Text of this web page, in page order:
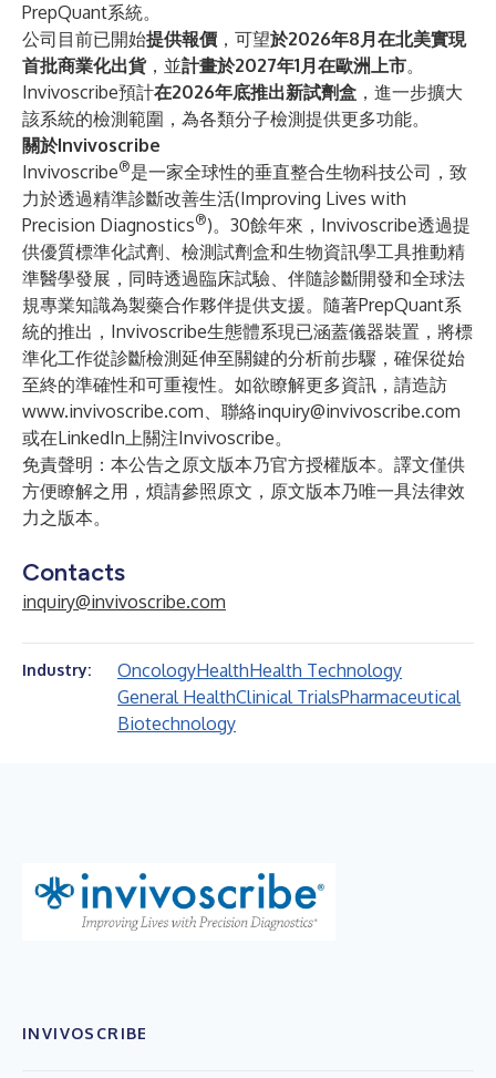
PrepQuant系統。
公司目前已開始提供報價 ，可望於2026年8月在北美實現
首批商業化出貨，並計畫於2027年1月在歐洲上市。
Invivoscribe預計在2026年底推出新試劑盒 ，進一步擴大
該系統的檢測範圍，為各類分子檢測提供更多功能。
關於Invivoscribe
Invivoscribe®是一家全球性的垂直整合生物科技公司，致
力於透過精準診斷改善生活(Improving Lives with
Precision Diagnostics®)。30餘年來，Invivoscribe透過提
供優質標準化試劑、檢測試劑盒和生物資訊學工具推動精
準醫學發展，同時透過臨床試驗、伴隨診斷開發和全球法
規專業知識為製藥合作夥伴提供支援。隨著PrepQuant系
統的推出，Invivoscribe生態體系現已涵蓋儀器裝置，將標
準化工作從診斷檢測延伸至關鍵的分析前步驟，確保從始
至終的準確性和可重複性。如欲瞭解更多資訊，請造訪
www.invivoscribe.com、聯絡inquiry@invivoscribe.com
或在LinkedIn上關注Invivoscribe。
免責聲明：本公告之原文版本乃官方授權版本。譯文僅供
方便瞭解之用，煩請參照原文，原文版本乃唯一具法律效
力之版本。
Contacts
inquiry@invivoscribe.com
Industry: OncologyHealthHealth Technology
General HealthClinical TrialsPharmaceutical
Biotechnology
INVIVOSCRIBE